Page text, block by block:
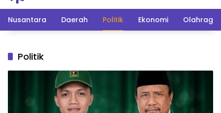
Nusantara Daerah Politik Ekonomi Olahraga
Politik